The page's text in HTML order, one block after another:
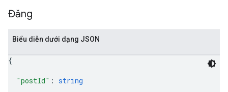
Đăng
Biểu diễn dưới dạng JSON
{
"postId" : string